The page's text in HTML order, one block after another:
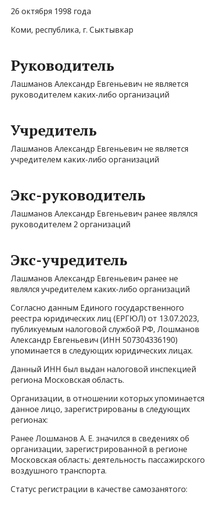
26 октября 1998 года
Коми, республика, г. Сыктывкар
Руководитель
Лашманов Александр Евгеньевич не является
руководителем каких-либо организаций
Учредитель
Лашманов Александр Евгеньевич не является
учредителем каких-либо организаций
Экс-руководитель
Лашманов Александр Евгеньевич ранее являлся
руководителем 2 организаций
Экс-учредитель
Лашманов Александр Евгеньевич ранее не
являлся учредителем каких-либо организаций
Согласно данным Единого государственного
реестра юридических лиц (ЕРГЮЛ) от 13.07.2023,
публикуемым налоговой службой РФ, Лошманов
Александр Евгеньевич (ИНН 507304336190)
упоминается в следующих юридических лицах.
Данный ИНН был выдан налоговой инспекцией
региона Московская область.
Организации, в отношении которых упоминается
данное лицо, зарегистрированы в следующих
регионах:
Ранее Лошманов А. Е. значился в сведениях об
организации, зарегистрированной в регионе
Московская область: деятельность пассажирского
воздушного транспорта.
Статус регистрации в качестве самозанятого: